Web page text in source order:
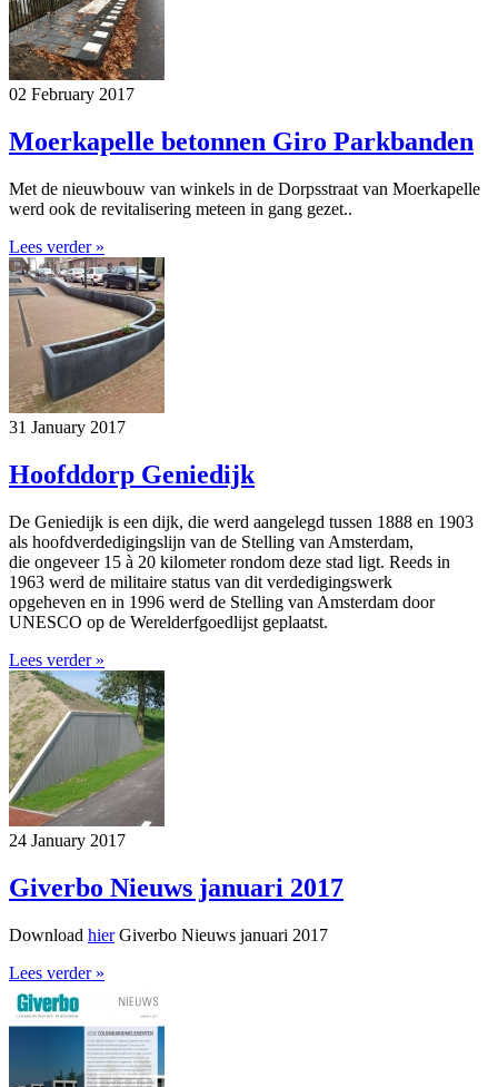
02 February 2017
Moerkapelle betonnen Giro Parkbanden
Met de nieuwbouw van winkels in de Dorpsstraat van Moerkapelle
werd ook de revitalisering meteen in gang gezet..
Lees verder »
31 January 2017
Hoofddorp Geniedijk
De Geniedijk is een dijk, die werd aangelegd tussen 1888 en 1903
als hoofdverdedigingslijn van de Stelling van Amsterdam,
die ongeveer 15 à 20 kilometer rondom deze stad ligt. Reeds in
1963 werd de militaire status van dit verdedigingswerk
opgeheven en in 1996 werd de Stelling van Amsterdam door
UNESCO op de Werelderfgoedlijst geplaatst.
Lees verder »
24 January 2017
Giverbo Nieuws januari 2017
Download hierGiverbo Nieuws januari 2017
Lees verder »